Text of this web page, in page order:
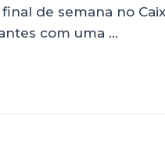
de semana no
com uma …